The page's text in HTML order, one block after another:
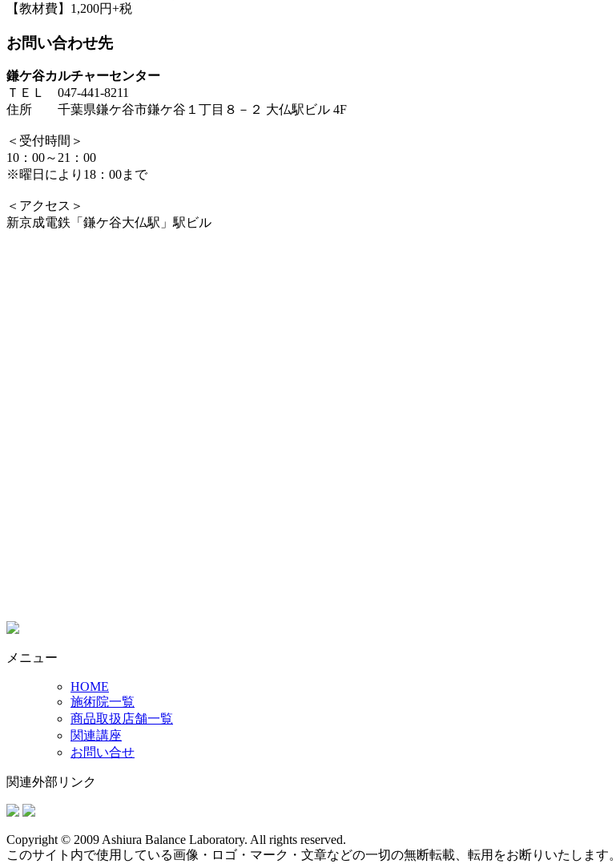
【教材費】1,200円+税
お問い合わせ先
鎌ケ谷カルチャーセンター
ＴＥＬ 047-441-8211
住所 千葉県鎌ケ谷市鎌ケ谷１丁目８－２ 大仏駅ビル 4F
＜受付時間＞
10：00～21：00
※曜日により18：00まで
＜アクセス＞
新京成電鉄「鎌ケ谷大仏駅」駅ビル
メニュー
HOME
施術院一覧
商品取扱店舗一覧
関連講座
お問い合せ
関連外部リンク
Copyright © 2009 Ashiura Balance Laboratory. All rights reserved.
このサイト内で使用している画像・ロゴ・マーク・文章などの一切の無断転載、転用をお断りいたします。